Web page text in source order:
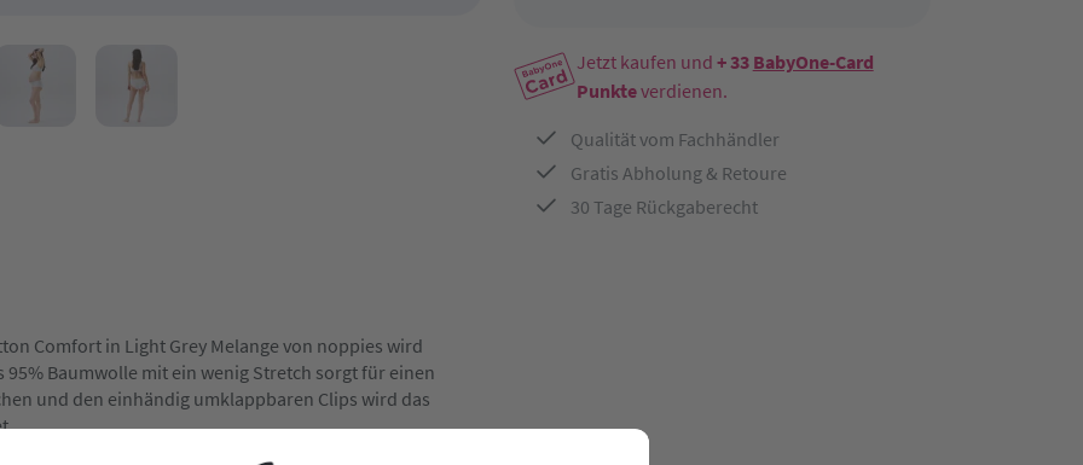
Jetzt kaufen und + 33 BabyOne-Card
Punkteverdienen.
Qualität vom Fachhändler
Gratis Abholung & Retoure
30 Tage Rückgaberecht
Comfort in Light Grey Melange von noppies wird
Baumwolle mit ein wenig Stretch sorgt für einen
und den einhändig umklappbaren Clips wird das